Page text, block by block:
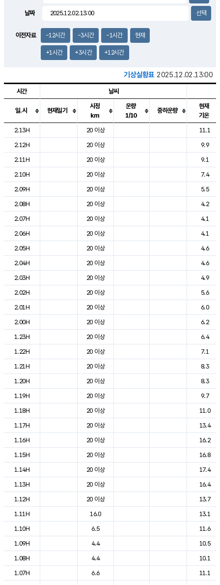
1.4m/s
날짜
이전자료 -12시간 -3시간 -1시간 현재
+1시간 +3시간 +12시간
기상실황표 2025.12.02.13:00
도시별 기상실황표로 지점, 날씨, 기온, 강수, 바람, 기압등을 안내한 표입
시간 날씨
일.시 현재일기
시정
km
운량
1/10
중하운량
현재
기온
2.13H
20 이상
11.1
2.12H
20 이상
9.9
2.11H
20 이상
9.1
2.10H
20 이상
7.4
2.09H
20 이상
5.5
2.08H
20 이상
4.2
2.07H
20 이상
4.1
2.06H
20 이상
4.1
2.05H
20 이상
4.6
2.04H
20 이상
4.6
2.03H
20 이상
4.9
2.02H
20 이상
5.6
2.01H
20 이상
6.0
2.00H
20 이상
6.2
1.23H
20 이상
6.4
1.22H
20 이상
7.1
1.21H
20 이상
8.3
1.20H
20 이상
8.3
1.19H
20 이상
9.7
1.18H
20 이상
11.0
1.17H
20 이상
13.4
1.16H
20 이상
16.2
1.15H
20 이상
16.8
1.14H
20 이상
17.4
1.13H
20 이상
16.4
1.12H
20 이상
13.7
1.11H
16.0
13.1
1.10H
6.5
11.6
1.09H
4.4
10.5
1.08H
4.4
10.1
1.07H
6.6
11.1